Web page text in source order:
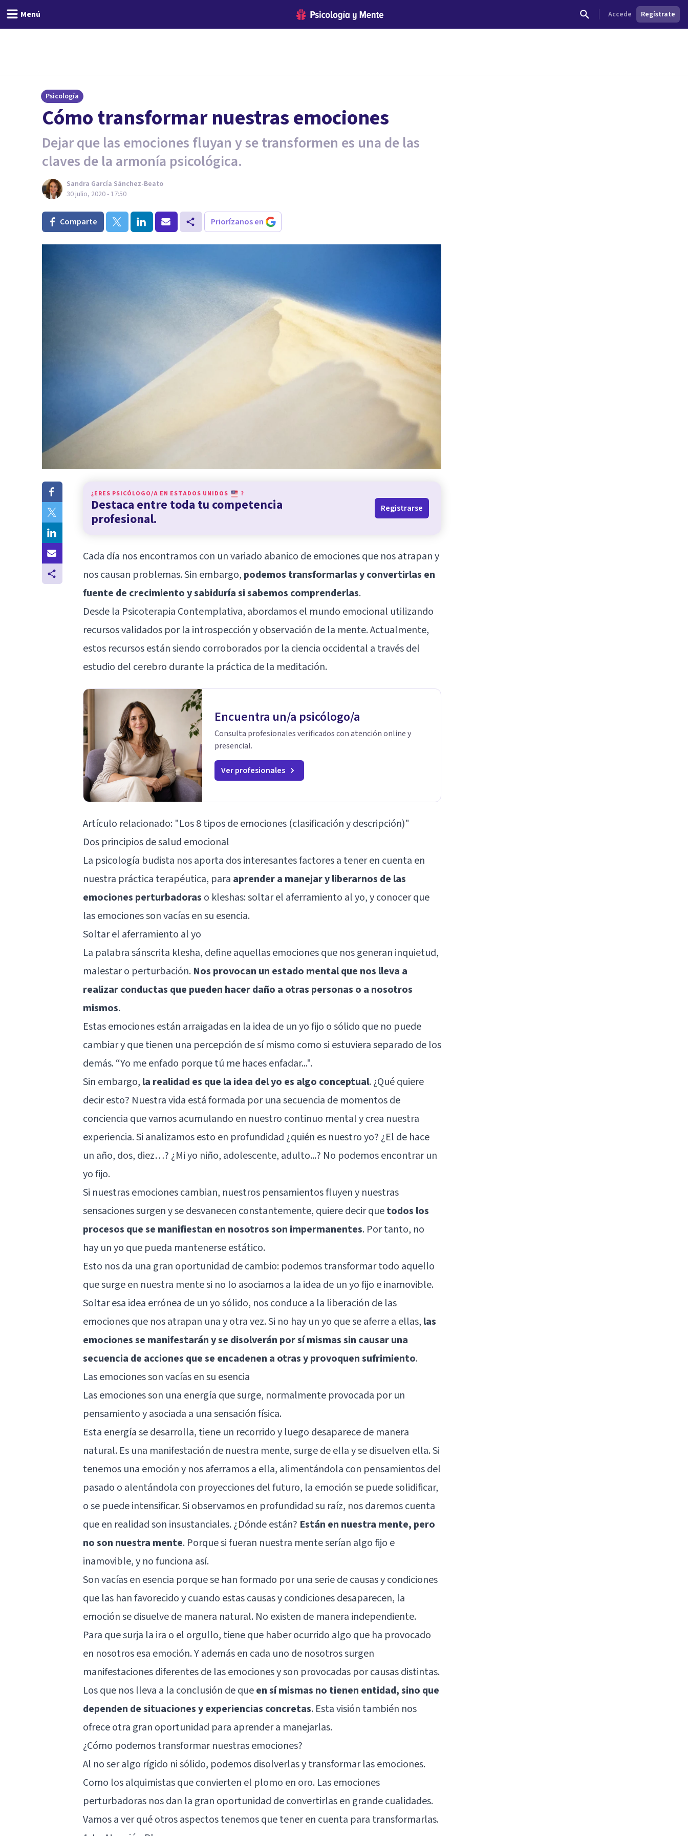
Menú Accede Regístrate
Psicología
Cómo transformar nuestras emociones
Dejar que las emociones fluyan y se transformen es una de las
claves de la armonía psicológica.
Sandra García Sánchez-Beato
30 julio, 2020 - 17:50
Comparte Priorízanos en
¿ERES PSICÓLOGO/A EN ESTADOS UNIDOS ?
Destaca entre toda tu competencia
profesional.
Registrarse
Cada día nos encontramos con un variado abanico de emociones que nos atrapan y
nos causan problemas. Sin embargo, podemos transformarlas y convertirlas en
fuente de crecimiento y sabiduría si sabemos comprenderlas.
Desde la Psicoterapia Contemplativa, abordamos el mundo emocional utilizando
recursos validados por la introspección y observación de la mente. Actualmente,
estos recursos están siendo corroborados por la ciencia occidental a través del
estudio del cerebro durante la práctica de la meditación.
Encuentra un/a psicólogo/a
Consulta profesionales verificados con atención online y
presencial.
Ver profesionales
Artículo relacionado: "Los 8 tipos de emociones (clasificación y descripción)"
Dos principios de salud emocional
La psicología budista nos aporta dos interesantes factores a tener en cuenta en
nuestra práctica terapéutica, para aprender a manejar y liberarnos de las
emociones perturbadoras o kleshas: soltar el aferramiento al yo, y conocer que
las emociones son vacías en su esencia.
Soltar el aferramiento al yo
La palabra sánscrita klesha, define aquellas emociones que nos generan inquietud,
malestar o perturbación. Nos provocan un estado mental que nos lleva a
realizar conductas que pueden hacer daño a otras personas o a nosotros
mismos.
Estas emociones están arraigadas en la idea de un yo fijo o sólido que no puede
cambiar y que tienen una percepción de sí mismo como si estuviera separado de los
demás. “Yo me enfado porque tú me haces enfadar...".
Sin embargo, la realidad es que la idea del yo es algo conceptual. ¿Qué quiere
decir esto? Nuestra vida está formada por una secuencia de momentos de
conciencia que vamos acumulando en nuestro continuo mental y crea nuestra
experiencia. Si analizamos esto en profundidad ¿quién es nuestro yo? ¿El de hace
un año, dos, diez…? ¿Mi yo niño, adolescente, adulto...? No podemos encontrar un
yo fijo.
Si nuestras emociones cambian, nuestros pensamientos fluyen y nuestras
sensaciones surgen y se desvanecen constantemente, quiere decir quetodos los
procesos que se manifiestan en nosotros son impermanentes. Por tanto, no
hay un yo que pueda mantenerse estático.
Esto nos da una gran oportunidad de cambio: podemos transformar todo aquello
que surge en nuestra mente si no lo asociamos a la idea de un yo fijo e inamovible.
Soltar esa idea errónea de un yo sólido, nos conduce a la liberación de las
emociones que nos atrapan una y otra vez. Si no hay un yo que se aferre a ellas, las
emociones se manifestarán y se disolverán por sí mismas sin causar una
secuencia de acciones que se encadenen a otras y provoquen sufrimiento.
Las emociones son vacías en su esencia
Las emociones son una energía que surge, normalmente provocada por un
pensamiento y asociada a una sensación física.
Esta energía se desarrolla, tiene un recorrido y luego desaparece de manera
natural. Es una manifestación de nuestra mente, surge de ella y se disuelven ella. Si
tenemos una emoción y nos aferramos a ella, alimentándola con pensamientos del
pasado o alentándola con proyecciones del futuro, la emoción se puede solidificar,
o se puede intensificar. Si observamos en profundidad su raíz, nos daremos cuenta
que en realidad son insustanciales. ¿Dónde están? Están en nuestra mente, pero
no son nuestra mente. Porque si fueran nuestra mente serían algo fijo e
inamovible, y no funciona así.
Son vacías en esencia porque se han formado por una serie de causas y condiciones
que las han favorecido y cuando estas causas y condiciones desaparecen, la
emoción se disuelve de manera natural. No existen de manera independiente.
Para que surja la ira o el orgullo, tiene que haber ocurrido algo que ha provocado
en nosotros esa emoción. Y además en cada uno de nosotros surgen
manifestaciones diferentes de las emociones y son provocadas por causas distintas.
Los que nos lleva a la conclusión de queen sí mismas no tienen entidad, sino que
dependen de situaciones y experiencias concretas. Esta visión también nos
ofrece otra gran oportunidad para aprender a manejarlas.
¿Cómo podemos transformar nuestras emociones?
Al no ser algo rígido ni sólido, podemos disolverlas y transformar las emociones.
Como los alquimistas que convierten el plomo en oro. Las emociones
perturbadoras nos dan la gran oportunidad de convertirlas en grande cualidades.
Vamos a ver qué otros aspectos tenemos que tener en cuenta para transformarlas.